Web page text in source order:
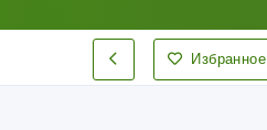
Избранное